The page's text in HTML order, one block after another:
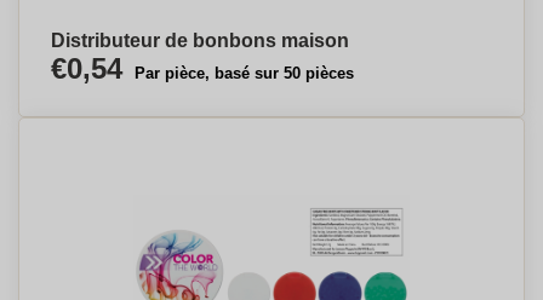
Distributeur de bonbons maison
€0,54 Par pièce, basé sur 50 pièces